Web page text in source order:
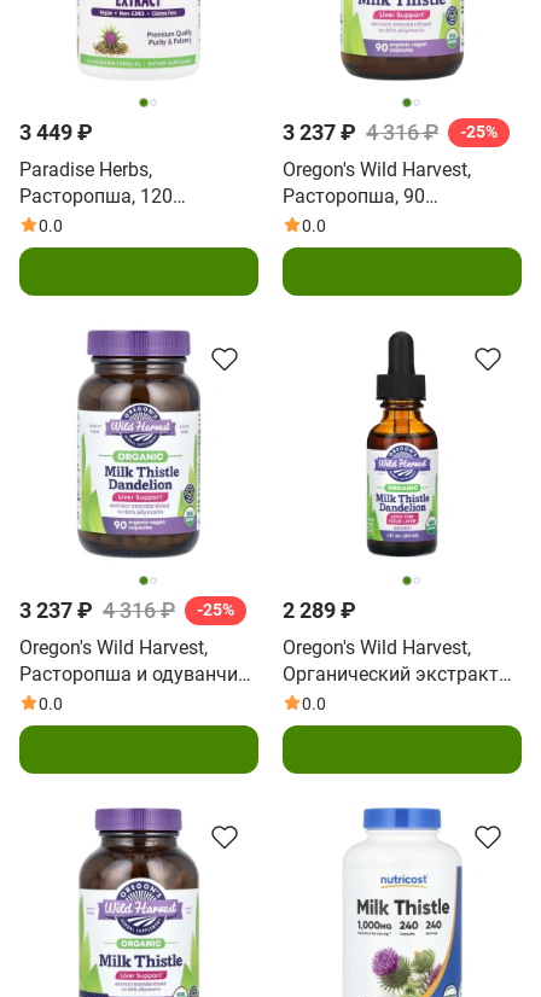
3 449 ₽
Paradise Herbs,
Расторопша, 120
растительных капсул
0.0
3 237 ₽ 4 316 ₽ -25%
Oregon's Wild Harvest,
Расторопша, 90
вегетарианских капсул
0.0
3 237 ₽ 4 316 ₽ -25%
Oregon's Wild Harvest,
Расторопша и одуванчик,
90 вегетарианских капсул
0.0
2 289 ₽
Oregon's Wild Harvest,
Органический экстракт
одуванчика расторопши,
30 мл (1 жидк. унц.)
0.0